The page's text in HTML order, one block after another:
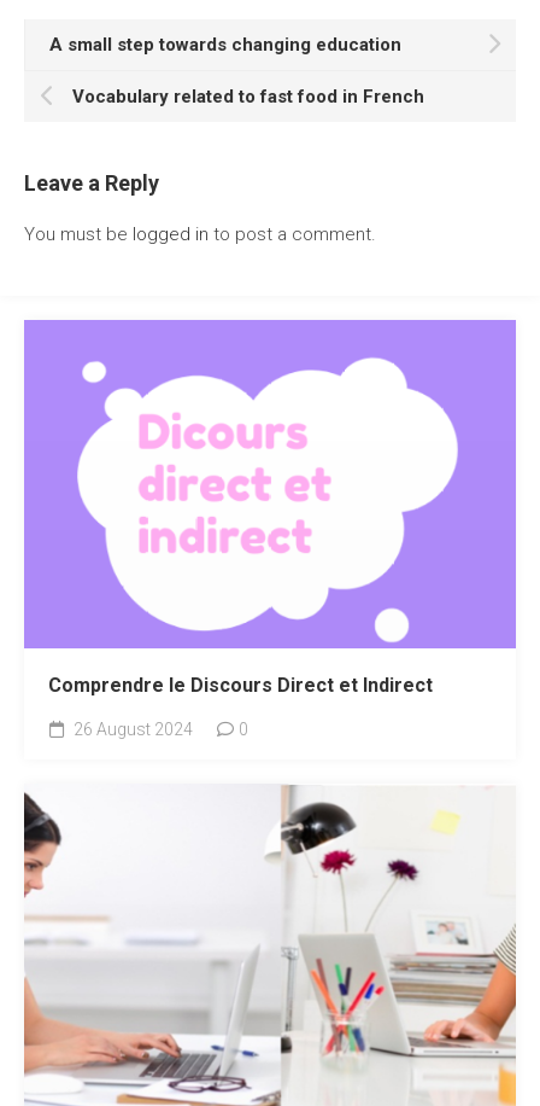
A small step towards changing education
Vocabulary related to fast food in French
Leave a Reply
You must be logged in to post a comment.
Comprendre le Discours Direct et Indirect
26 August 2024 0